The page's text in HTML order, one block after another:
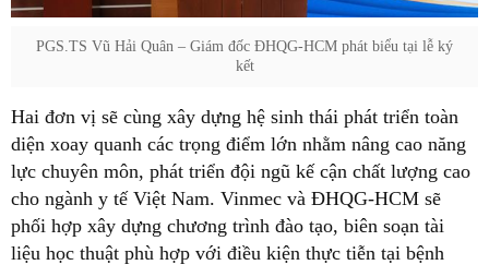
PGS.TS Vũ Hải Quân – Giám đốc ĐHQG-HCM phát biểu tại lễ ký
kết
Hai đơn vị sẽ cùng xây dựng hệ sinh thái phát triển toàn
diện xoay quanh các trọng điểm lớn nhằm nâng cao năng
lực chuyên môn, phát triển đội ngũ kế cận chất lượng cao
cho ngành y tế Việt Nam. Vinmec và ĐHQG-HCM sẽ
phối hợp xây dựng chương trình đào tạo, biên soạn tài
liệu học thuật phù hợp với điều kiện thực tiễn tại bệnh